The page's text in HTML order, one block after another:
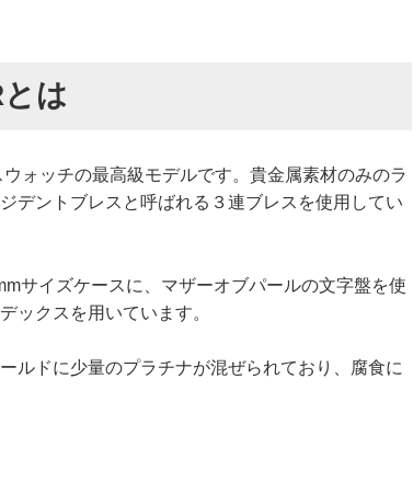
は
ォッチの最高級モデルです。貴金属素材のみのラ
デントブレスと呼ばれる３連ブレスを使用してい
サイズケースに、マザーオブパールの文字盤を使
ックスを用いています。
ルドに少量のプラチナが混ぜられており、腐食に